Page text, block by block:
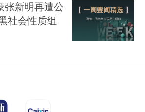
张新明再遭公
社会性质组